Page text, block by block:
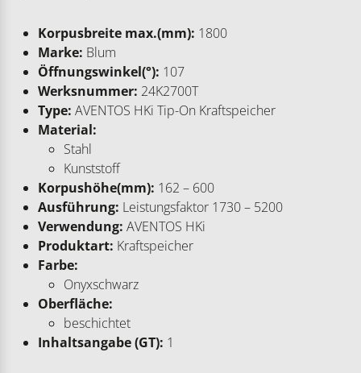
Korpusbreite max.(mm): 1800
Marke: Blum
Öffnungswinkel(°): 107
Werksnummer: 24K2700T
Type: AVENTOS HKi Tip-On Kraftspeicher
Material:
Stahl
Kunststoff
Korpushöhe(mm): 162 – 600
Ausführung: Leistungsfaktor 1730 – 5200
Verwendung: AVENTOS HKi
Produktart: Kraftspeicher
Farbe:
Onyxschwarz
Oberfläche:
beschichtet
Inhaltsangabe (GT): 1